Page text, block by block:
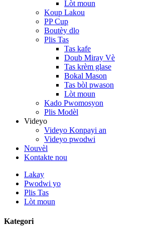
Lòt moun
Koup Lakou
PP Cup
Boutèy dlo
Plis Tas
Tas kafe
Doub Miray Vè
Tas krèm glase
Bokal Mason
Tas bòl pwason
Lòt moun
Kado Pwomosyon
Plis Modèl
Videyo
Videyo Konpayi an
Videyo pwodwi
Nouvèl
Kontakte nou
Lakay
Pwodwi yo
Plis Tas
Lòt moun
Kategori